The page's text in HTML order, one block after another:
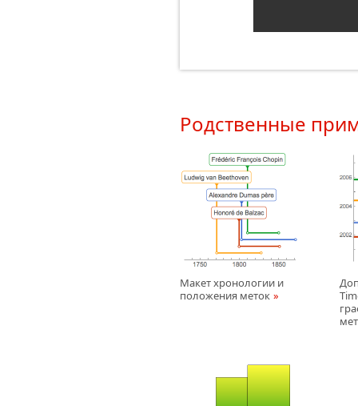
Родственные
Макет хронологии и
положения меток